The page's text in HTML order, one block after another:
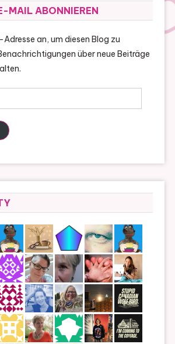
MAIL ABONNIEREN
an, um diesen Blog zu
über neue Beiträge